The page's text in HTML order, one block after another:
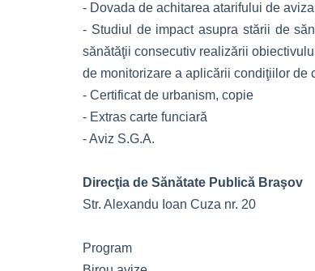
- Dovada de achitarea atarifului de
- Studiul de impact asupra stării de
sănătăţii consecutiv realizării
de monitorizare a aplicării condiţiilor de
- Certificat de urbanism, copie
- Extras carte funciară
- Aviz S.G.A.
Direcţia de Sănătate Publică Braşov
Str. Alexandu Ioan Cuza nr. 20
Program